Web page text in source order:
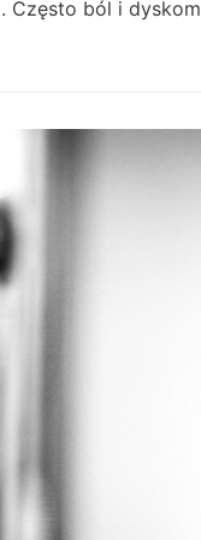
Często ból i